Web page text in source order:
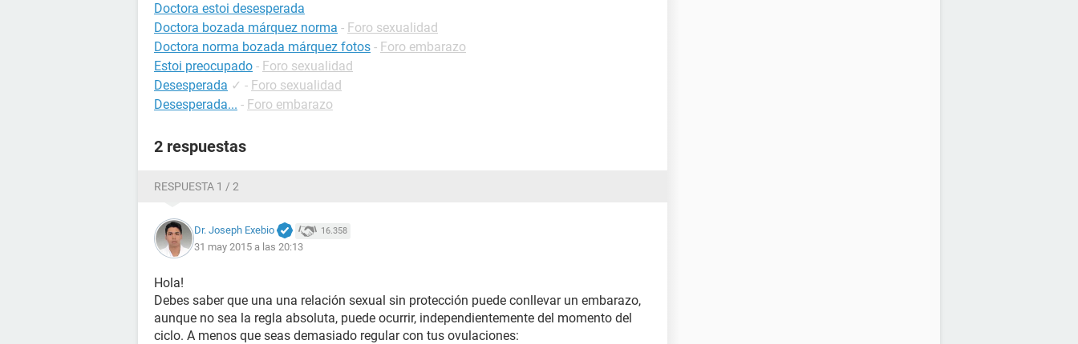
Doctora estoi desesperada
Doctora bozada márquez norma - Foro sexualidad
Doctora norma bozada márquez fotos - Foro embarazo
Estoi preocupado - Foro sexualidad
Desesperada ✓ - Foro sexualidad
Desesperada... - Foro embarazo
2 respuestas
RESPUESTA 1 / 2
Dr. Joseph Exebio 16.358
31 may 2015 a las 20:13
Hola!
Debes saber que una una relación sexual sin protección puede conllevar un embarazo,
aunque no sea la regla absoluta, puede ocurrir, independientemente del momento del
ciclo. A menos que seas demasiado regular con tus ovulaciones: